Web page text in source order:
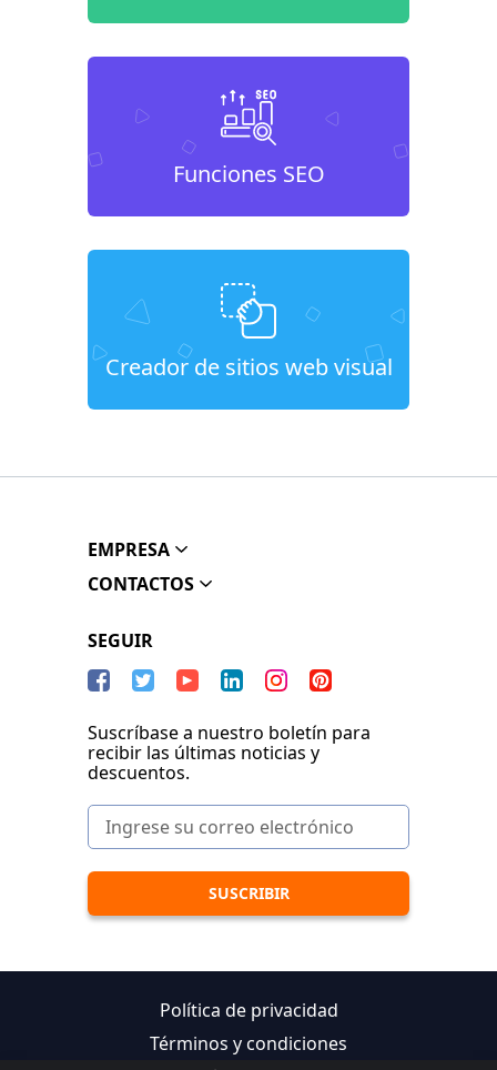
Funciones SEO
Creador de sitios web visual
EMPRESA
CONTACTOS
SEGUIR
Suscríbase a nuestro boletín para
recibir las últimas noticias y
descuentos.
Política de privacidad
Términos y condiciones